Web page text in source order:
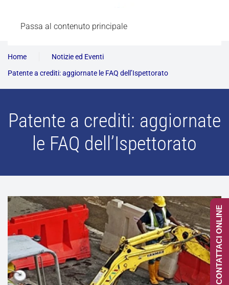
Passa al contenuto principale
Home
Notizie ed Eventi
Patente a crediti: aggiornate le FAQ dell’Ispettorato
Patente a crediti: aggiornate
le FAQ dell’Ispettorato
CONTATTACI ONLINE